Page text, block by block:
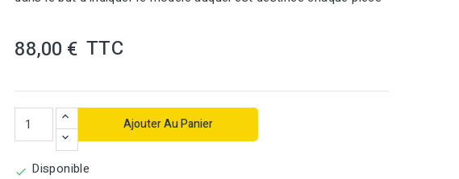
88,00 € TTC
Ajouter Au Panier
 Disponible